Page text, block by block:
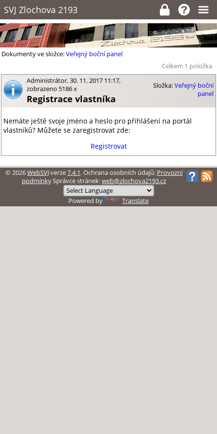
SVJ Zlochova 2193
Dokumenty ve složce:Veřejný boční panel
Celkem 1 položka
Administrátor, 30. 11. 2017 11:17,
zobrazeno 5186 x
Registrace vlastníka
Složka:Veřejný boční
panel
© 2026WebSVJverze7.4.1. Ochrana osobních údajů: Provozní
podmínkySprávce stránek:web@zlochova2193.cz
Powered by Translate